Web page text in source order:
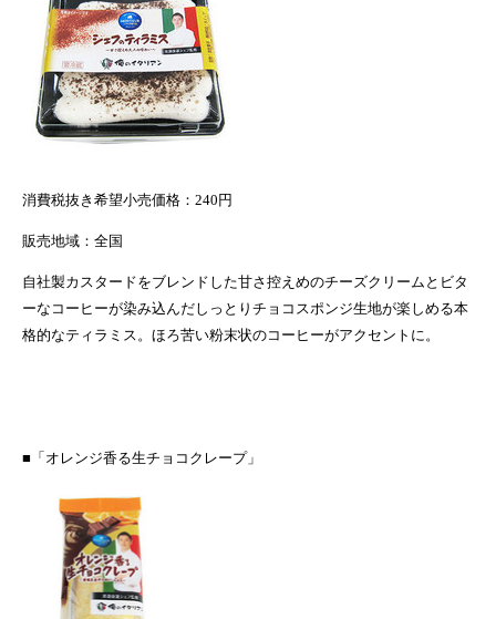
消費税抜き希望小売価格 ： 240 円
販売地域：全国
自社製カスタードをブレンドした甘さ控えめのチーズクリームとビタ
ーなコーヒーが染み込んだしっとりチョコスポンジ生地が楽しめる本
格的なティラミス。ほろ苦い粉末状のコーヒーがアクセントに。
■「オレンジ香る生チョコクレープ」